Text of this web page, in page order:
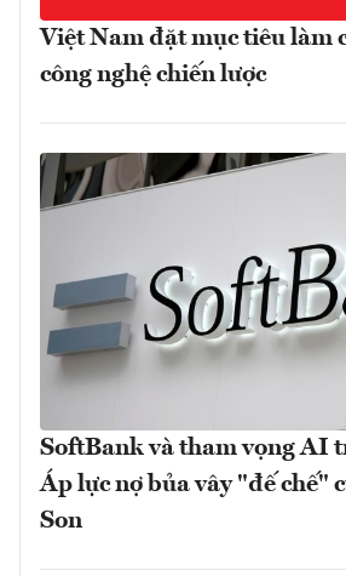
Việt Nam đặt mục tiêu làm
công nghệ chiến lược
SoftBank và tham vọng AI
Áp lực nợ bủa vây "đế chế"
Son